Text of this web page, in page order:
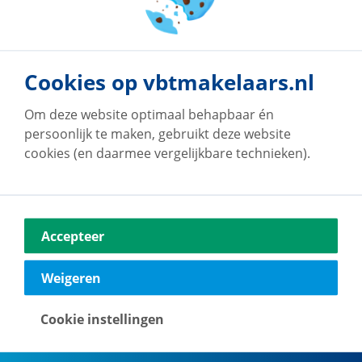
helmond@vbtmakelaars.nl
Naar vestiging
Vestdijk 180
5611 CZ Eindhoven
040-2696949
Cookies op vbtmakelaars.nl
Om deze website optimaal behapbaar én
persoonlijk te maken, gebruikt deze website
cookies (en daarmee vergelijkbare technieken).
Accepteer
Weigeren
Cookie instellingen